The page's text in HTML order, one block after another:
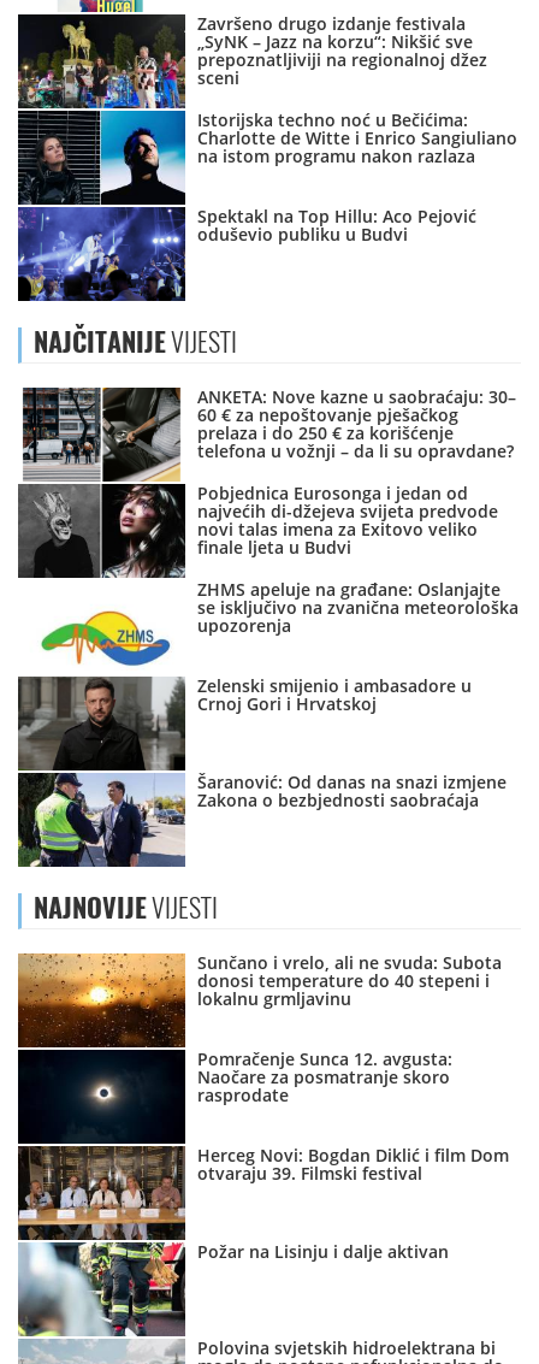
Završeno drugo izdanje festivala
„SyNK – Jazz na korzu“: Nikšić sve
prepoznatljiviji na regionalnoj džez
sceni
Istorijska techno noć u Bečićima:
Charlotte de Witte i Enrico Sangiuliano
na istom programu nakon razlaza
Spektakl na Top Hillu: Aco Pejović
oduševio publiku u Budvi
NAJČITANIJEVIJESTI
ANKETA: Nove kazne u saobraćaju: 30–
60 € za nepoštovanje pješačkog
prelaza i do 250 € za korišćenje
telefona u vožnji – da li su opravdane?
Pobjednica Eurosonga i jedan od
najvećih di-džejeva svijeta predvode
novi talas imena za Exitovo veliko
finale ljeta u Budvi
ZHMS apeluje na građane: Oslanjajte
se isključivo na zvanična meteorološka
upozorenja
Zelenski smijenio i ambasadore u
Crnoj Gori i Hrvatskoj
Šaranović: Od danas na snazi izmjene
Zakona o bezbjednosti saobraćaja
NAJNOVIJEVIJESTI
Sunčano i vrelo, ali ne svuda: Subota
donosi temperature do 40 stepeni i
lokalnu grmljavinu
Pomračenje Sunca 12. avgusta:
Naočare za posmatranje skoro
rasprodate
Herceg Novi: Bogdan Diklić i film Dom
otvaraju 39. Filmski festival
Požar na Lisinju i dalje aktivan
Polovina svjetskih hidroelektrana bi